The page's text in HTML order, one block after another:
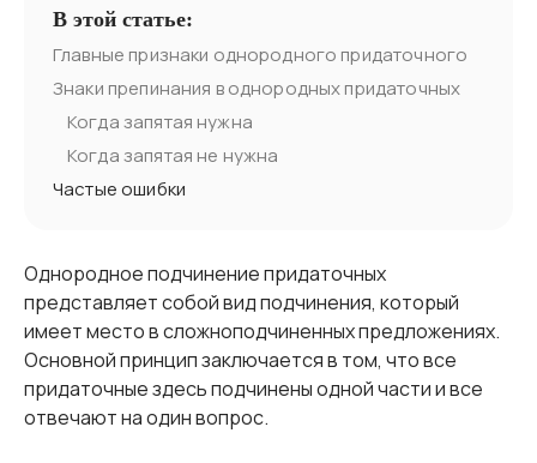
В этой статье:
Главные признаки однородного придаточного
Знаки препинания в однородных придаточных
Когда запятая нужна
Когда запятая не нужна
Частые ошибки
Однородное подчинение придаточных
представляет собой вид подчинения, который
имеет место в сложноподчиненных предложениях.
Основной принцип заключается в том, что все
придаточные здесь подчинены одной части и все
отвечают на один вопрос.